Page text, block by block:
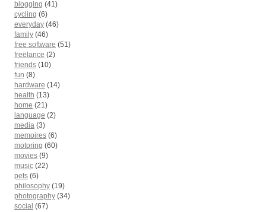
blogging (41)
cycling (6)
everyday (46)
family (46)
free software (51)
freelance (2)
friends (10)
fun (8)
hardware (14)
health (13)
home (21)
language (2)
media (3)
memoires (6)
motoring (60)
movies (9)
music (22)
pets (6)
philosophy (19)
photography (34)
social (67)